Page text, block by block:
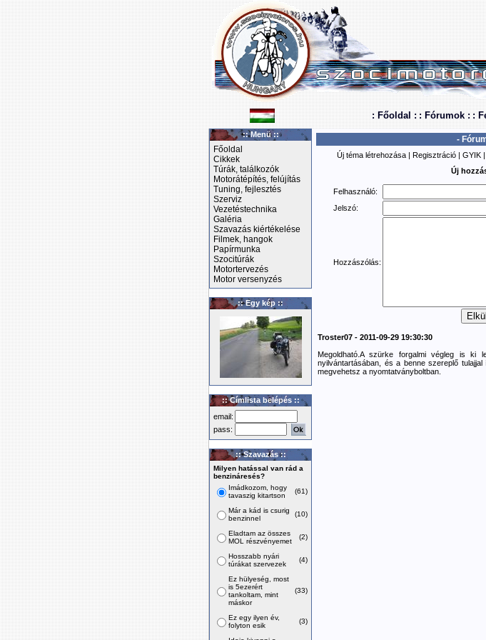
: Főoldal : : Fórumok : :
:: Menü ::
Főoldal
Cikkek
Túrák, találkozók
Motorátépítés, felújítás
Tuning, fejlesztés
Szerviz
Vezetéstechnika
Galéria
Szavazás kiértékelése
Filmek, hangok
Papírmunka
Szocitúrák
Motortervezés
Motor versenyzés
:: Egy kép ::
:: Címlista belépés ::
email:
pass:
:: Szavazás ::
Milyen hatással van rád a
benzináresés?
Imádkozom, hogy
tavaszig kitartson
(61)
Már a kád is csurig
benzinnel
(10)
Eladtam az összes
MOL részvényemet
(2)
Hosszabb nyári
túrákat szervezek
(4)
Ez hülyeség, most
is 5ezerért
tankoltam, mint
máskor
(33)
Ez egy ilyen év,
folyton esik
(3)
-
Új téma létrehozása | Regisztráció | GYIK |
Új
Felhasználó:
Jelszó:
Hozzászólás:
Troster07 - 2011-09-29 19:30:30
Megoldható.A szürke forgalmi végleg is
nyilvántartásában, és a benne szereplő
megvehetsz a nyomtatványboltban.